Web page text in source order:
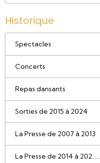
Historique
Spectacles
Concerts
Repas dansants
Sorties de 2015 à 2024
La Presse de 2007 à 2013
La Presse de 2014 à 202.....